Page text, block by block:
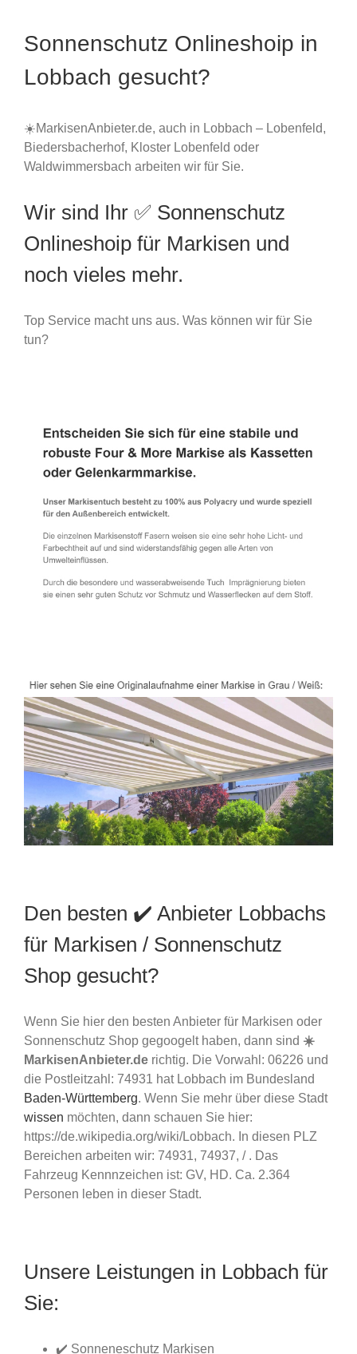
Sonnenschutz Onlineshoip in
Lobbach gesucht?
☀️MarkisenAnbieter.de, auch in Lobbach – Lobenfeld,
Biedersbacherhof, Kloster Lobenfeld oder
Waldwimmersbach arbeiten wir für Sie.
Wir sind Ihr ✅ Sonnenschutz
Onlineshoip für Markisen und
noch vieles mehr.
Top Service macht uns aus. Was können wir für Sie
tun?
Den besten ✔️ Anbieter Lobbachs
für Markisen / Sonnenschutz
Shop gesucht?
Wenn Sie hier den besten Anbieter für Markisen oder
Sonnenschutz Shop gegoogelt haben, dann sind ☀️
MarkisenAnbieter.de richtig. Die Vorwahl: 06226 und
die Postleitzahl: 74931 hat Lobbach im Bundesland
Baden-Württemberg. Wenn Sie mehr über diese Stadt
wissen möchten, dann schauen Sie hier:
https://de.wikipedia.org/wiki/Lobbach. In diesen PLZ
Bereichen arbeiten wir: 74931, 74937, / . Das
Fahrzeug Kennnzeichen ist: GV, HD. Ca. 2.364
Personen leben in dieser Stadt.
Unsere Leistungen in Lobbach für
Sie:
✔️ Sonneneschutz Markisen